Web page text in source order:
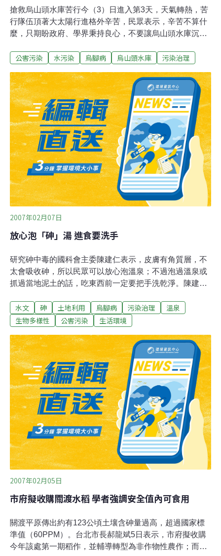
搶救烏山頭水庫苦行今（3）日進入第3天，天氣轉熱，苦
行隊伍頂著大太陽行進格外辛苦，民眾表示，辛苦不算什
麼，只期盼政府、學界秉持良心，不要讓烏山頭水庫沉
會會長洪嘉模、總幹事李勝良領隊，行經北門、將軍、七
遙想當年地下水汙染危害。 台南環盟表示，六甲垃圾場滲
流水造成附近區域地下水檢測值異常，與當年烏腳病危害
如出一轍。除感念「烏腳病之父」王金河、芥菜種教會多
年來對病患無私的奉獻外，民眾更不能忘記這段慘痛歷
史。據指出，相關研究證實烏腳病是長期飲用含砷過高的
地下水所致，如今使用砷化物的廠商相當多，一家高科技
光電產業甚至曾檢測出每立方公尺120奈克的數據，是全
球罕見的超高劑量。事業廢棄物含不明重金屬，埋設水源
保護區旁，對民眾健康風險造成威脅。李勝良指出，雖然
海邊鄉鎮離東山頗遠，但大家都是喝烏山頭水庫的水
公害污染 水污染 烏腳病 烏山頭水庫 污染治理
2007年02月07日
放心泡「砷」湯 進食要洗手
研究砷中毒的國科會主委陳建仁表示，皮膚有角質層，不
太會吸收砷，所以民眾可以放心泡溫泉；不過泡過溫泉或
抓過當地泥土的話，吃東西前一定要把手洗乾淨。陳建仁
量非常多，濃度在1到40PPM之間，因此溫泉水體裡也一
定有砷；不過，關渡平原濃度超過60PPM確實偏高，但砷
係。陳建仁表示，砷可分為無機砷和有機砷，有機砷的危
害只有無機砷的百分之一；烏腳病的流行是因為該地區民
眾長期飲用無機砷濃度1PPM的高劑量地下水，而種植稻
米等作物若土壤或灌溉水含砷，也會將其中三分之二的無
機砷轉換為有機砷，一般人一天吃飯量也不會像喝水這麼
多，所以民眾不必緊張。
水文 砷 土地利用 烏腳病 污染治理
溫泉
生物多樣性
公害污染 生活環境
2007年02月05日
市府擬收購關渡水稻 學者強調安全值內可食用
關渡平原傳出約有123公頃土壤含砷量過高，超過國家標
準值（60PPM）。台北市長郝龍斌5日表示，市府擬收購
今年該處第一期稻作，並輔導轉型為非作物性農作；而台